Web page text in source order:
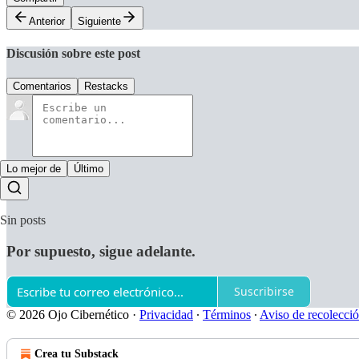
Anterior
Siguiente
Discusión sobre este post
Comentarios Restacks
Lo mejor de Último
Sin posts
Por supuesto, sigue adelante.
Suscribirse
© 2026 Ojo Cibernético · Privacidad ∙ Términos ∙ Aviso de
Crea tu Substack